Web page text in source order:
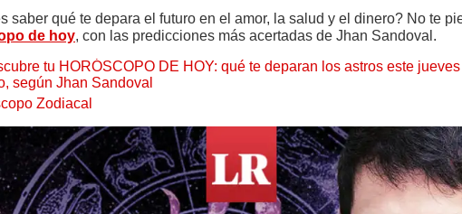
saber qué te depara el futuro en el amor, la salud y el dinero? No te
de hoy, con las predicciones más acertadas de Jhan Sandoval.
tu HORÓSCOPO DE HOY: qué te deparan los astros este
según Jhan Sandoval
Zodiacal